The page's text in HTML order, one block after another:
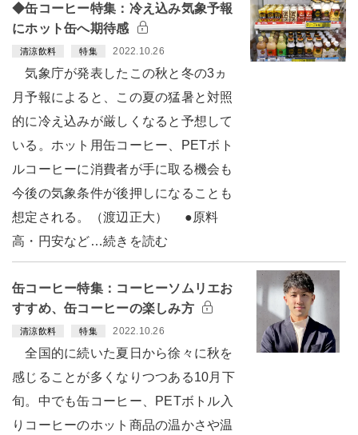
◆缶コーヒー特集：冷え込み気象予報
にホット缶へ期待感
清涼飲料 特集 2022.10.26
気象庁が発表したこの秋と冬の3ヵ
月予報によると、この夏の猛暑と対照
的に冷え込みが厳しくなると予想して
いる。ホット用缶コーヒー、PETボト
ルコーヒーに消費者が手に取る機会も
今後の気象条件が後押しになることも
想定される。（渡辺正大） ●原料
高・円安など…続きを読む
缶コーヒー特集：コーヒーソムリエお
すすめ、缶コーヒーの楽しみ方
清涼飲料 特集 2022.10.26
全国的に続いた夏日から徐々に秋を
感じることが多くなりつつある10月下
旬。中でも缶コーヒー、PETボトル入
りコーヒーのホット商品の温かさや温